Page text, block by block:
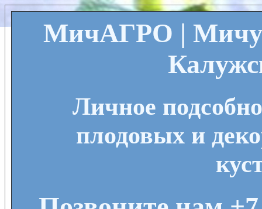
МичАГРО |
Личное
плодовых и